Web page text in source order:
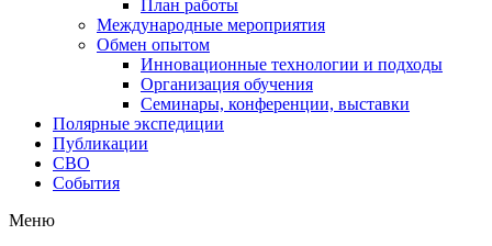
План работы
Международные мероприятия
Обмен опытом
Инновационные технологии и подходы
Организация обучения
Семинары, конференции, выставки
Полярные экспедиции
Публикации
СВО
События
Меню